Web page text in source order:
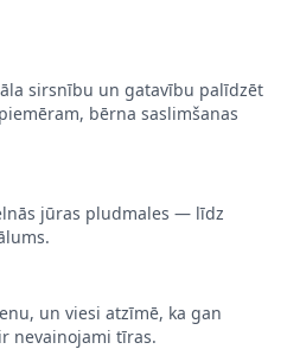
sirsnību un gatavību palīdzēt
bērna saslimšanas
jūras pludmales — līdz
un viesi atzīmē, ka gan
nevainojami tīras.